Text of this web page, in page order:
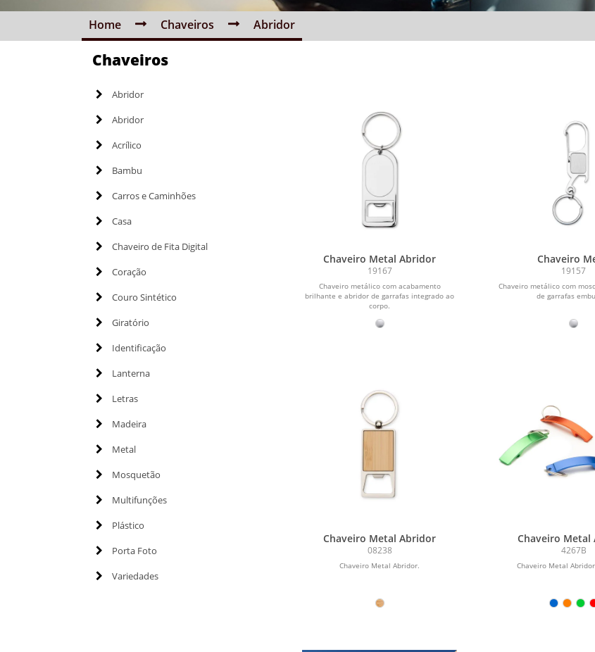
Home Chaveiros Abridor
Chaveiros
Abridor
Abridor
Acrílico
Bambu
Carros e Caminhões
Casa
Chaveiro de Fita Digital
Coração
Couro Sintético
Giratório
Identificação
Lanterna
Letras
Madeira
Metal
Mosquetão
Multifunções
Plástico
Porta Foto
Variedades
Chaveiro Metal Abridor
19167
Chaveiro metálico com acabamento
brilhante e abridor de garrafas integrado ao
corpo.
Chaveiro
19157
Chaveiro metálico com
de garrafas
Chaveiro Metal Abridor
08238
Chaveiro Metal Abridor.
Chaveiro Metal
4267B
Chaveiro Metal